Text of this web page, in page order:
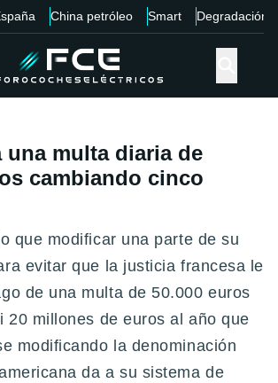
China petróleo Smart Degradación
una multa diaria de
cambiando cinco
que modificar una parte de su
evitar que la justicia francesa le
de una multa de 50.000 euros
20 millones de euros al año que
modificando la denominación
da a su sistema de